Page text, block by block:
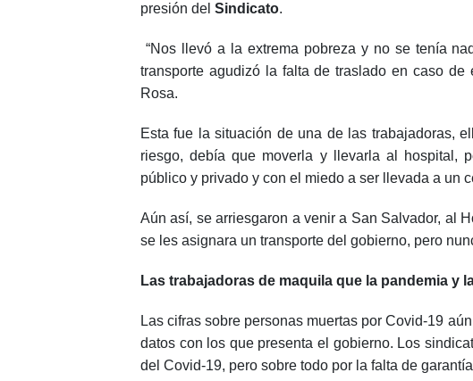
presión del Sindicato.
“Nos llevó a la extrema pobreza y no se tenía
transporte agudizó la falta de traslado en caso
Rosa.
Esta fue la situación de una de las trabajadoras,
riesgo, debía que moverla y llevarla al hospital,
público y privado y con el miedo a ser llevada a un
Aún así, se arriesgaron a venir a San Salvador, al
se les asignara un transporte del gobierno, pero
Las trabajadoras de maquila que la pandemia y
Las cifras sobre personas muertas por Covid-19
datos con los que presenta el gobierno. Los
del Covid-19, pero sobre todo por la falta de